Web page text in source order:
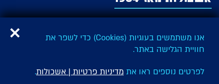
אנו משתמשים בעוגיות (Cookies) כדי לשפר את
חוויית הגלישה באתר.
לפרטים נוספים ראו את מדיניות פרטיות | אשכולות.
המבצעים היציג בישראל ומייצגת על פי חוק את זכויות המבצעים של כל האמנים
והאמניות המבצעים בישראל ובהם: שחקנים, זמרים, בדרנים, מדבבים ורקדנים,
גלילה